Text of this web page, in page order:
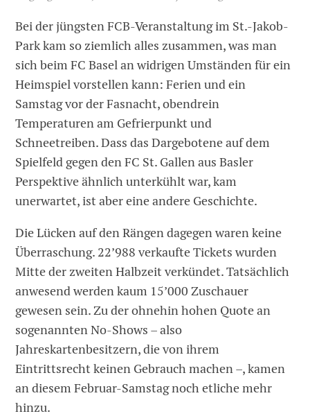
Bei der jüngsten FCB-Veranstaltung im St.-Jakob-
Park kam so ziemlich alles zusammen, was man
sich beim FC Basel an widrigen Umständen für ein
Heimspiel vorstellen kann: Ferien und ein
Samstag vor der Fasnacht, obendrein
Temperaturen am Gefrierpunkt und
Schneetreiben. Dass das Dargebotene auf dem
Spielfeld gegen den FC St. Gallen aus Basler
Perspektive ähnlich unterkühlt war, kam
unerwartet, ist aber eine andere Geschichte.
Die Lücken auf den Rängen dagegen waren keine
Überraschung. 22’988 verkaufte Tickets wurden
Mitte der zweiten Halbzeit verkündet. Tatsächlich
anwesend werden kaum 15’000 Zuschauer
gewesen sein. Zu der ohnehin hohen Quote an
sogenannten No-Shows – also
Jahreskartenbesitzern, die von ihrem
Eintrittsrecht keinen Gebrauch machen –, kamen
an diesem Februar-Samstag noch etliche mehr
hinzu.